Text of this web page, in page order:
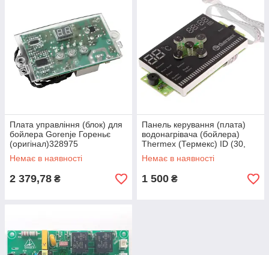
Плата управління (блок) для
бойлера Gorenje Гореньє
(оригінал)328975
Немає в наявності
2 379,78 ₴
Панель керування (плата)
водонагрівача (бойлера)
Thermex (Термекс) ID (30,
50, 80, 100 л)
Немає в наявності
1 500 ₴